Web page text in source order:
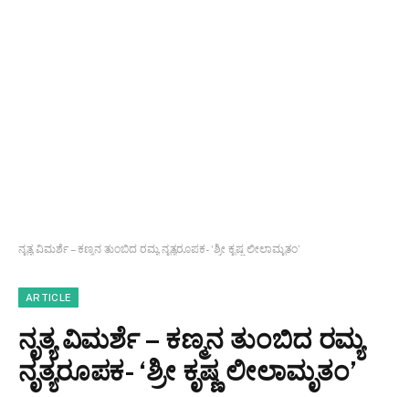
ನೃತ್ಯ ವಿಮರ್ಶೆ – ಕಣ್ಮನ ತುಂಬಿದ ರಮ್ಯ ನೃತ್ಯರೂಪಕ- ‘ಶ್ರೀ ಕೃಷ್ಣ ಲೀಲಾಮೃತಂ’
ARTICLE
ನೃತ್ಯ ವಿಮರ್ಶೆ – ಕಣ್ಮನ ತುಂಬಿದ ರಮ್ಯ
ನೃತ್ಯರೂಪಕ- ‘ಶ್ರೀ ಕೃಷ್ಣ ಲೀಲಾಮೃತಂ’